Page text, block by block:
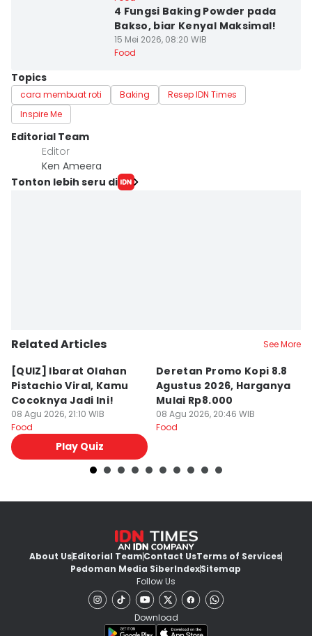
4 Fungsi Baking Powder pada
Bakso, biar Kenyal Maksimal!
15 Mei 2026, 08:20 WIB
Food
Topics
cara membuat roti Baking
Resep IDN Times
Inspire Me
Editorial Team
Editor
Ken Ameera
Tonton lebih seru di
Related Articles See More
[QUIZ] Ibarat Olahan
Pistachio Viral, Kamu
Cocoknya Jadi Ini!
08 Agu 2026, 21:10 WIB
Food
Play Quiz
Deretan Promo Kopi 8.8
Agustus 2026, Harganya
Mulai Rp8.000
08 Agu 2026, 20:46 WIB
Food
About UsEditorial TeamContact UsTerms of Services
Pedoman Media SiberIndexSitemap
Follow Us
Download